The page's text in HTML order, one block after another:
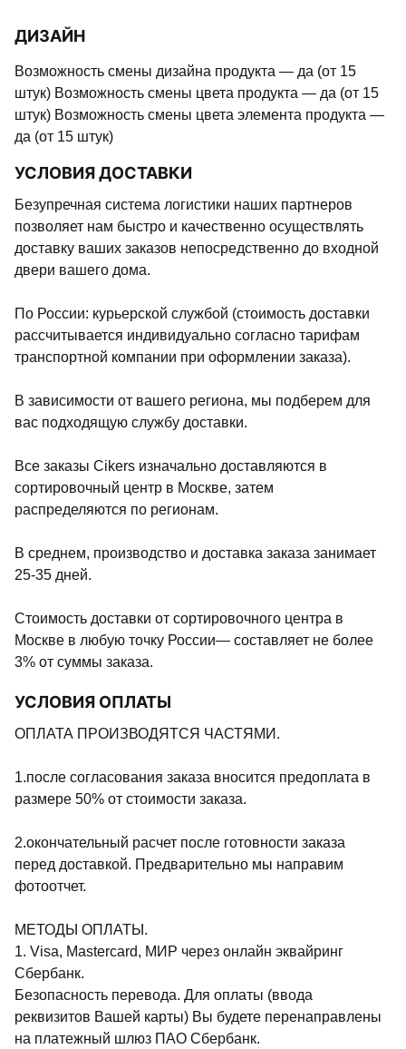
ДИЗАЙН
Возможность смены дизайна продукта — да (от 15
штук) Возможность смены цвета продукта — да (от 15
штук) Возможность смены цвета элемента продукта —
да (от 15 штук)
УСЛОВИЯ ДОСТАВКИ
Безупречная система логистики наших партнеров
позволяет нам быстро и качественно осуществлять
доставку ваших заказов непосредственно до входной
двери вашего дома.
По России: курьерской службой (стоимость доставки
рассчитывается индивидуально согласно тарифам
транспортной компании при оформлении заказа).
В зависимости от вашего региона, мы подберем для
вас подходящую службу доставки.
Все заказы Cikers изначально доставляются в
сортировочный центр в Москве, затем
распределяются по регионам.
В среднем, производство и доставка заказа занимает
25-35 дней.
Стоимость доставки от сортировочного центра в
Москве в любую точку России— составляет не более
3% от суммы заказа.
УСЛОВИЯ ОПЛАТЫ
ОПЛАТА ПРОИЗВОДЯТСЯ ЧАСТЯМИ.
1.после согласования заказа вносится предоплата в
размере 50% от стоимости заказа.
2.окончательный расчет после готовности заказа
перед доставкой. Предварительно мы направим
фотоотчет.
МЕТОДЫ ОПЛАТЫ.
1. Visa, Mastercard, МИР через онлайн эквайринг
Сбербанк.
Безопасность перевода. Для оплаты (ввода
реквизитов Вашей карты) Вы будете перенаправлены
на платежный шлюз ПАО Сбербанк.